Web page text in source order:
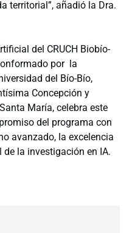
territorial”, añadió la Dra.
del CRUCH Biobío-
por la
del Bío-Bío,
Concepción y
María, celebra este
del programa con
avanzado, la excelencia
la investigación en IA.